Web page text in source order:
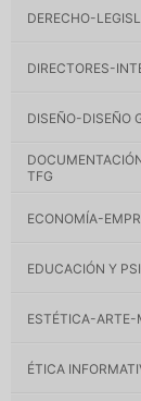
DERECHO-
DIRECTORES-
DISEÑO-DISEÑO
TFG
ECONOMÍA-
EDUCACIÓN Y
ESTÉTICA-ARTE-
ÉTICA